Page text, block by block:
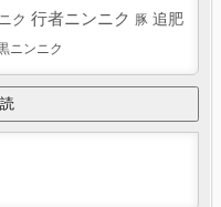
ク 行者ニンニク 豚 追肥
ニンニク